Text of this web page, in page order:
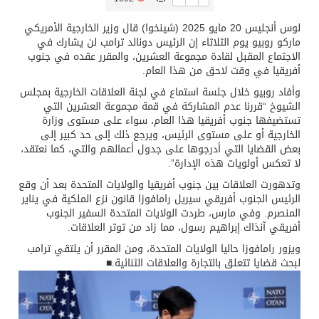
تسليم 248 حافلة سياحية صينية فاخرة مخصصة للسوق السعودية
ثلة من الضابطات في الجييش الكويتي
كسوة الكعبة تعتلي البيت العتيق
“سبيس إكس” تطلق 24 قمرًا صناعيًا جديدًا إلى الفضاء
لوس أنجليس 20 مايو 2025 (شينخوا) قال وزير الخارجية الأمريكي
ماركو روبيو يوم الثلاثاء إن الرئيس دونالد ترامب لن يشارك في
الاجتماع المقبل لقادة مجموعة العشرين، والمقرر عقده في جنوب
أفريقيا في وقت لاحق من هذا العام.
وأفاد روبيو خلال جلسة استماع في لجنة العلاقات الخارجية بمجلس
الشيوخ “قررنا عدم المشاركة في قمة مجموعة العشرين التي
تستضيفها جنوب أفريقيا هذا العام، سواء على مستوى وزارة
الخارجية أو على مستوى الرئيس، ويرجع ذلك إلى حد كبير إلى
بعض القضايا التي أدرجوها على جدول أعمالهم والتي، كما نعتقد،
لا تعكس أولويات هذه الإدارة”.
وتدهورت العلاقات بين جنوب أفريقيا والولايات المتحدة بعد أن وقع
الرئيس الجنوب أفريقي سيريل رامافوزا قانون نزع الملكية في يناير
المنصرم. وفي مارس، طردت الولايات المتحدة السفير الجنوب
أفريقي آنذاك إبراهيم رسول، مما زاد من توتر العلاقات.
ويزور رامافوزا حاليا الولايات المتحدة، ومن المقرر أن يلتقي ترامب
لبحث قضايا تتعلق بالتجارة والعلاقات الثنائية.■